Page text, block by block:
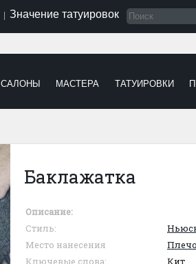
Значение татуировок
САЛОНЫ МАСТЕРА ТАТУИРОВКИ
Баклажатка
Описание:
Стиль:
Место нанесения
Плечо
Ключевые слова:
Кит,